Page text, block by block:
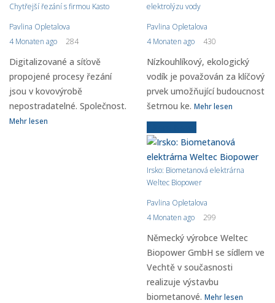
Chytřejší řezání s firmou Kasto
Pavlina Opletalova
4 Monaten ago
284
Digitalizované a síťově
propojené procesy řezání
jsou v kovovýrobě
nepostradatelné. Společnost.
Mehr lesen
elektrolýzu vody
Pavlina Opletalova
4 Monaten ago
430
Nízkouhlíkový, ekologický
vodík je považován za klíčový
prvek umožňující budoucnost
šetrnou ke. Mehr lesen
Irsko: Biometanová elektrárna
Weltec Biopower
Pavlina Opletalova
4 Monaten ago
299
Německý výrobce Weltec
Biopower GmbH se sídlem ve
Vechtě v současnosti
realizuje výstavbu
biometanové. Mehr lesen